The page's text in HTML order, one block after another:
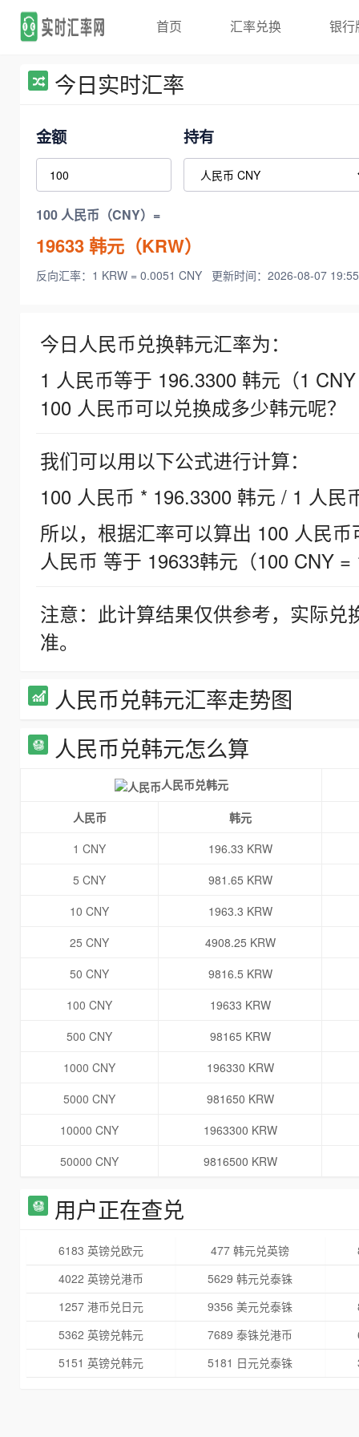
首页 汇率兑换 银行
今日实时汇率
金额 持有
100 人民币（CNY）=
19633韩元（KRW）
反向汇率：1 KRW = 0.0051 CNY 更新时间：2026-08-07
今日人民币兑换韩元汇率为：
1 人民币等于 196.3300 韩元（1
100 人民币可以兑换成多少韩元呢？
我们可以用以下公式进行计算：
100 人民币 * 196.3300 韩元 / 1 人民
所以，根据汇率可以算出 100 人民
人民币 等于 19633韩元（100 CNY =
注意：此计算结果仅供参考，实际
准。
人民币兑韩元汇率走势图
人民币兑韩元怎么算
人民币兑韩元
人民币
韩元
1 CNY
196.33 KRW
5 CNY
981.65 KRW
10 CNY
1963.3 KRW
25 CNY
4908.25 KRW
50 CNY
9816.5 KRW
100 CNY
19633 KRW
500 CNY
98165 KRW
1000 CNY
196330 KRW
5000 CNY
981650 KRW
10000 CNY
1963300 KRW
50000 CNY
9816500 KRW
用户正在查兑
6183 英镑兑欧元 477 韩元兑英镑
4022 英镑兑港币
5629 韩元兑泰铢
1257 港币兑日元
9356 美元兑泰铢
5362 英镑兑韩元
7689 泰铢兑港币
5151 英镑兑韩元
5181 日元兑泰铢